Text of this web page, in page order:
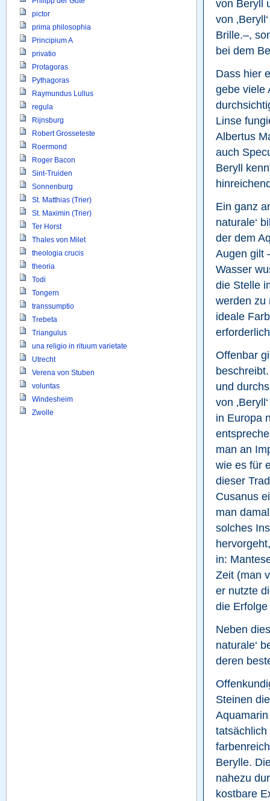
pictor
prima philosophia
Principium A
privatio
Protagoras
Pythagoras
Raymundus Lullus
regula
Rijnsburg
Robert Grosseteste
Roermond
Roger Bacon
Sint-Truiden
Sonnenburg
St. Matthias (Trier)
St. Maximin (Trier)
Ter Horst
Thales von Milet
theologia crucis
theoria
Todi
Tongern
transsumptio
Trebeta
Triangulus
una religio in rituum varietate
Utrecht
Verena von Stuben
voluntas
Windesheim
Zwolle
von Beryll
von
Brille.–,
bei dem
Dass hier
gebe viele
Linse
Albertus
auch
Beryll
Ein ganz
naturale‘
der dem
Augen gilt
Wasser
die Stelle
werden zu
ideale
Offenbar
und
von
in Europa
man an
wie es für
dieser
Cusanus
man
solches
in:
Zeit (man
er nutzte
die
Neben
naturale‘
deren
Steinen
Berylle.
nahezu
kostbare